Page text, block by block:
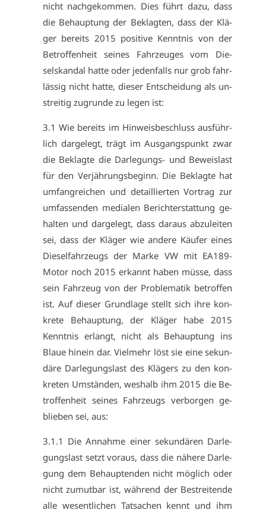
nicht nach­ge­kom­men. Dies führt da­zu, dass
die Be­haup­tung der Be­klag­ten, dass der Klä­
ger be­reits 2015 po­si­ti­ve Kennt­nis von der
Be­trof­fen­heit sei­nes Fahr­zeu­ges vom Die­
selskan­dal hat­te oder je­den­falls nur grob fahr­
läs­sig nicht hat­te, die­ser Ent­schei­dung als un­
strei­tig zu­grun­de zu le­gen ist:
3.1 Wie be­reits im Hin­weis­be­schluss aus­führ­
lich dar­ge­legt, trägt im Aus­gangs­punkt zwar
die Be­klag­te die Dar­le­gungs- und Be­weis­last
für den Ver­jäh­rungs­be­ginn. Die Be­klag­te hat
um­fang­rei­chen und de­tail­lier­ten Vor­trag zur
um­fas­sen­den me­dia­len Be­richt­er­stat­tung ge­
hal­ten und dar­ge­legt, dass dar­aus ab­zu­lei­ten
sei, dass der Klä­ger wie an­de­re Käu­fer ei­nes
Die­sel­fahr­zeugs der Mar­ke VW mit EA189-
Mo­tor noch 2015 er­kannt ha­ben müs­se, dass
sein Fahr­zeug von der Pro­ble­ma­tik be­trof­fen
ist. Auf die­ser Grund­la­ge stellt sich ih­re kon­
kre­te Be­haup­tung, der Klä­ger ha­be 2015
Kennt­nis er­langt, nicht als Be­haup­tung ins
Blaue hin­ein dar. Viel­mehr löst sie ei­ne se­kun­
dä­re Dar­le­gungs­last des Klä­gers zu den kon­
kre­ten Um­stän­den, wes­halb ihm 2015 die Be­
trof­fen­heit sei­nes Fahr­zeugs ver­bor­gen ge­
blie­ben sei, aus:
3.1.1 Die An­nah­me ei­ner se­kun­dä­ren Dar­le­
gungs­last setzt vor­aus, dass die nä­he­re Dar­le­
gung dem Be­haup­ten­den nicht mög­lich oder
nicht zu­mut­bar ist, wäh­rend der Be­strei­ten­de
al­le we­sent­li­chen Tat­sa­chen kennt und ihm